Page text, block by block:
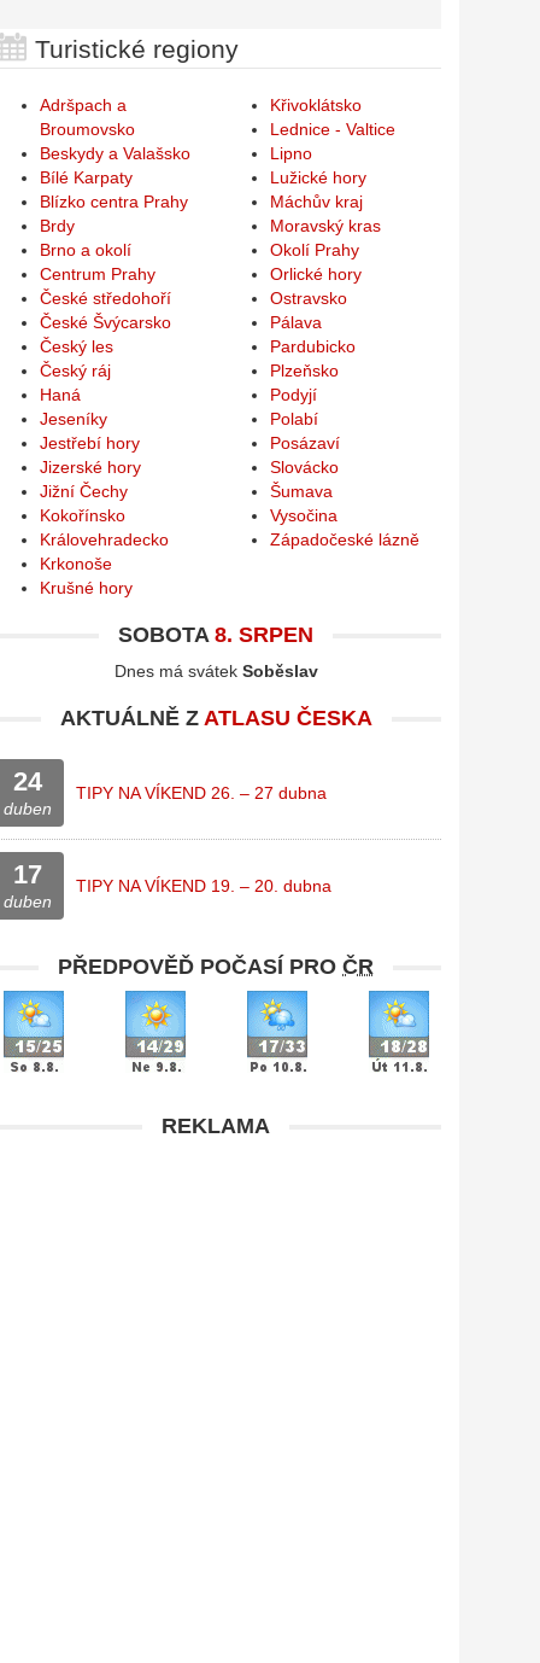
Turistické regiony
Adršpach a
Broumovsko
Beskydy a Valašsko
Bílé Karpaty
Blízko centra Prahy
Brdy
Brno a okolí
Centrum Prahy
České středohoří
České Švýcarsko
Český les
Český ráj
Haná
Jeseníky
Jestřebí hory
Jizerské hory
Jižní Čechy
Kokořínsko
Královehradecko
Krkonoše
Krušné hory
Křivoklátsko
Lednice - Valtice
Lipno
Lužické hory
Máchův kraj
Moravský kras
Okolí Prahy
Orlické hory
Ostravsko
Pálava
Pardubicko
Plzeňsko
Podyjí
Polabí
Posázaví
Slovácko
Šumava
Vysočina
Západočeské lázně
SOBOTA8. SRPEN
Dnes má svátek Soběslav
AKTUÁLNĚ Z ATLASU ČESKA
24
duben
TIPY NA VÍKEND 26. – 27 dubna
17
duben
TIPY NA VÍKEND 19. – 20. dubna
PŘEDPOVĚĎ POČASÍ PROČR
REKLAMA